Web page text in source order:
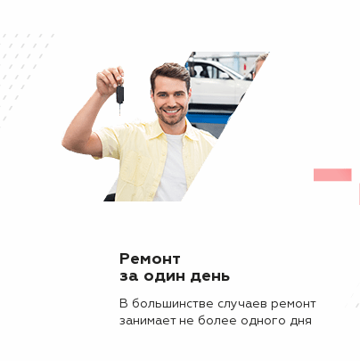
Ремонт
за один день
В большинстве случаев ремонт
занимает не более одного дня